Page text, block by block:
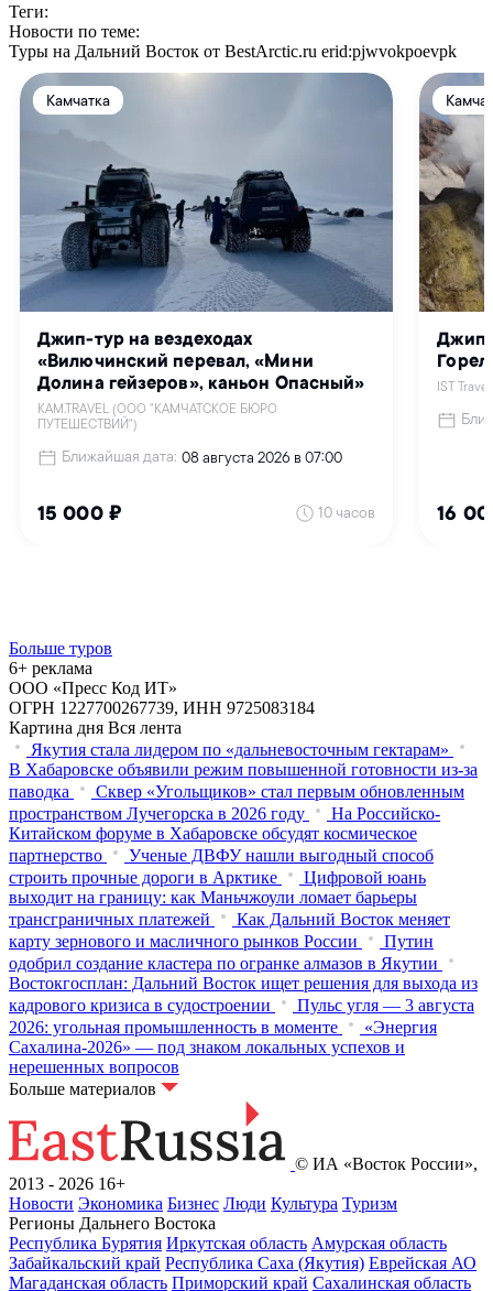
Теги:
Новости по теме:
Туры на Дальний Восток от BestArctic.ru erid:pjwvokpoevpk
Больше туров
6+ реклама
ООО «Пресс Код ИТ»
ОГРН 1227700267739, ИНН 9725083184
Картина дня Вся лента
Якутия стала лидером по «дальневосточным гектарам»
В Хабаровске объявили режим повышенной готовности из‑за
паводка
Сквер «Угольщиков» стал первым обновленным
пространством Лучегорска в 2026 году
На Российско-
Китайском форуме в Хабаровске обсудят космическое
партнерство
Ученые ДВФУ нашли выгодный способ
строить прочные дороги в Арктике
Цифровой юань
выходит на границу: как Маньчжоули ломает барьеры
трансграничных платежей
Как Дальний Восток меняет
карту зернового и масличного рынков России
Путин
одобрил создание кластера по огранке алмазов в Якутии
Востокгосплан: Дальний Восток ищет решения для выхода из
кадрового кризиса в судостроении
Пульс угля — 3 августа
2026: угольная промышленность в моменте
«Энергия
Сахалина-2026» — под знаком локальных успехов и
нерешенных вопросов
Больше материалов
© ИА «Восток России»,
2013 - 2026 16+
Новости Экономика Бизнес Люди Культура Туризм
Регионы Дальнего Востока
Республика Бурятия Иркутская область Амурская область
Забайкальский край Республика Саха (Якутия) Еврейская АО
Магаданская область Приморский край Сахалинская область